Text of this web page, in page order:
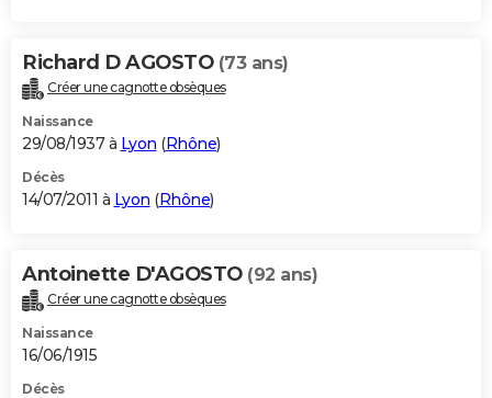
Richard D AGOSTO (73 ans)
Créer une cagnotte obsèques
Naissance
29/08/1937 à Lyon (Rhône)
Décès
14/07/2011 à Lyon (Rhône)
Antoinette D'AGOSTO (92 ans)
Créer une cagnotte obsèques
Naissance
16/06/1915
Décès